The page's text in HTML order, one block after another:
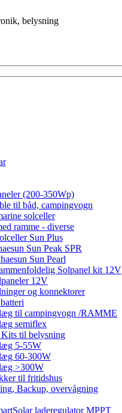
(200-350Wp)
til båd, campingvogn
solceller
ramme - diverse
Sun Plus
Sun Peak SPR
Sun Pearl
Solpanel kit 12V
12V
og konnektorer
til campingvogn /RAMME
semiflex
til belysning
5-55W
60-300W
>300W
til fritidshus
Backup, overvågning
laderegulator MPPT